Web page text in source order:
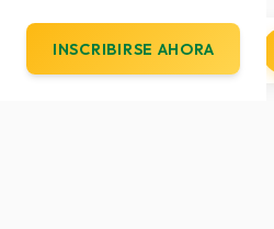
INSCRIBIRSE AHORA